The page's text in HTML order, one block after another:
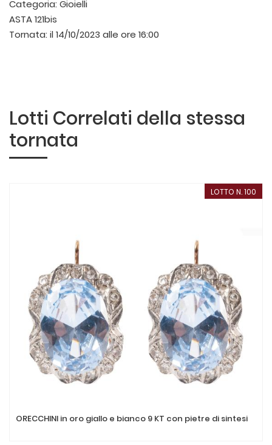
Categoria: Gioielli
ASTA 121bis
Tornata: il 14/10/2023 alle ore 16:00
Lotti Correlati della stessa
tornata
LOTTO N. 100
ORECCHINI in oro giallo e bianco 9 KT con pietre di sintesi